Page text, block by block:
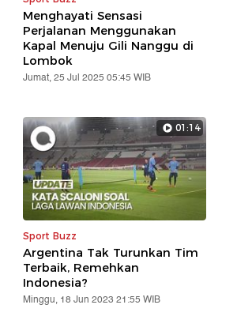
Menghayati Sensasi
Perjalanan Menggunakan
Kapal Menuju Gili Nanggu di
Lombok
Jumat, 25 Jul 2025 05:45 WIB
01:14
Sport Buzz
Argentina Tak Turunkan Tim
Terbaik, Remehkan
Indonesia?
Minggu, 18 Jun 2023 21:55 WIB